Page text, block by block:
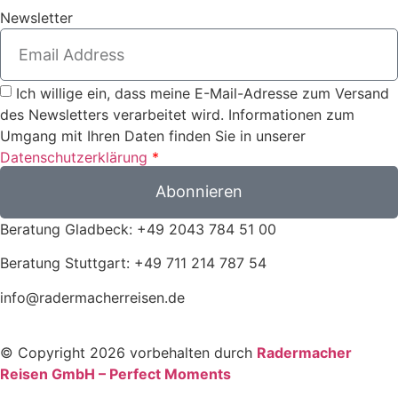
Newsletter
Ich willige ein, dass meine E-Mail-Adresse zum Versand
des Newsletters verarbeitet wird. Informationen zum
Umgang mit Ihren Daten finden Sie in unserer
Datenschutzerklärung *
Abonnieren
Beratung Gladbeck: +49 2043 784 51 00
Beratung Stuttgart: +49 711 214 787 54
info@radermacherreisen.de
© Copyright 2026 vorbehalten durch Radermacher
Reisen GmbH – Perfect Moments